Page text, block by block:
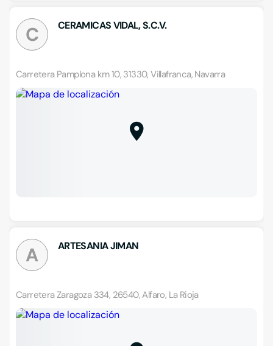
C CERAMICAS VIDAL, S.C.V.
Carretera Pamplona km 10, 31330, Villafranca, Navarra
A ARTESANIA JIMAN
Carretera Zaragoza 334, 26540, Alfaro, La Rioja